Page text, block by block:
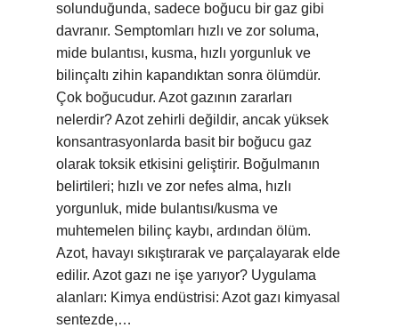
solunduğunda, sadece boğucu bir gaz gibi
davranır. Semptomları hızlı ve zor soluma,
mide bulantısı, kusma, hızlı yorgunluk ve
bilinçaltı zihin kapandıktan sonra ölümdür.
Çok boğucudur. Azot gazının zararları
nelerdir? Azot zehirli değildir, ancak yüksek
konsantrasyonlarda basit bir boğucu gaz
olarak toksik etkisini geliştirir. Boğulmanın
belirtileri; hızlı ve zor nefes alma, hızlı
yorgunluk, mide bulantısı/kusma ve
muhtemelen bilinç kaybı, ardından ölüm.
Azot, havayı sıkıştırarak ve parçalayarak elde
edilir. Azot gazı ne işe yarıyor? Uygulama
alanları: Kimya endüstrisi: Azot gazı kimyasal
sentezde,…